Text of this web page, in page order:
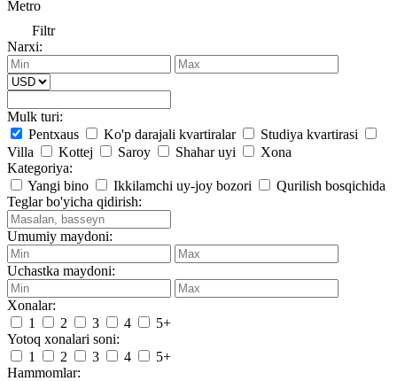
Metro
Filtr
Narxi:
Mulk turi:
Pentxaus
Ko'p darajali kvartiralar
Studiya kvartirasi
Villa
Kottej Saroy Shahar uyi
Xona
Kategoriya:
Yangi bino
Ikkilamchi uy-joy bozori
Qurilish bosqichida
Teglar bo'yicha qidirish:
Umumiy maydoni:
Uchastka maydoni:
Xonalar:
1
2 3 4
5+
Yotoq xonalari soni:
1
2 3 4
5+
Hammomlar: